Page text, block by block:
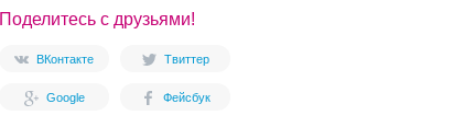
Поделитесь с друзьями!
ВКонтакте Твиттер
Google Фейсбук